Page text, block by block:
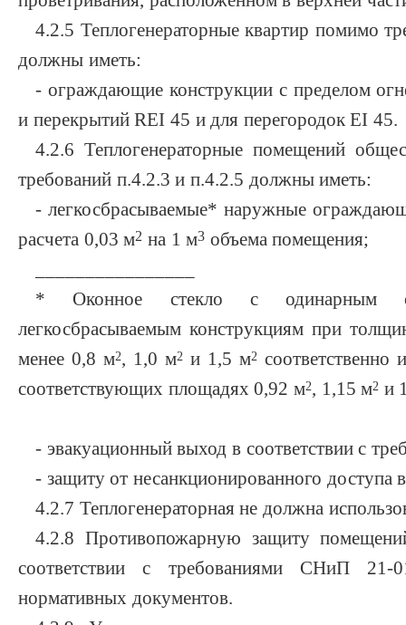
4.2.5 Теплогенераторные квартир помимо
должны иметь:
- ограждающие конструкции с пределом
и перекрытий REI 45 и для перегородок EI 45.
4.2.6 Теплогенераторные помещений
требований п.4.2.3 и п.4.2.5 должны иметь:
- легкосбрасываемые* наружные
расчета 0,03 м2 на 1 м3 объема помещения;
* Оконное стекло с одинарным
легкосбрасываемым конструкциям при
менее 0,8 м2, 1,0 м2 и 1,5 м2
соответствующих площадях 0,92 м2, 1,15 м2 и
- эвакуационный выход в соответствии с
- защиту от несанкционированного доступа
4.2.7 Теплогенераторная не должна
4.2.8 Противопожарную защиту
соответствии с требованиями СНиП
нормативных документов.